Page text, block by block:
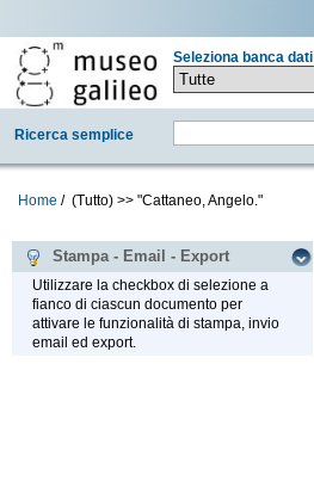
Seleziona banca dati
Ricerca semplice
Home / (Tutto) >> "Cattaneo, Angelo."
Stampa - Email - Export
Utilizzare la checkbox di selezione a
fianco di ciascun documento per
attivare le funzionalità di stampa, invio
email ed export.